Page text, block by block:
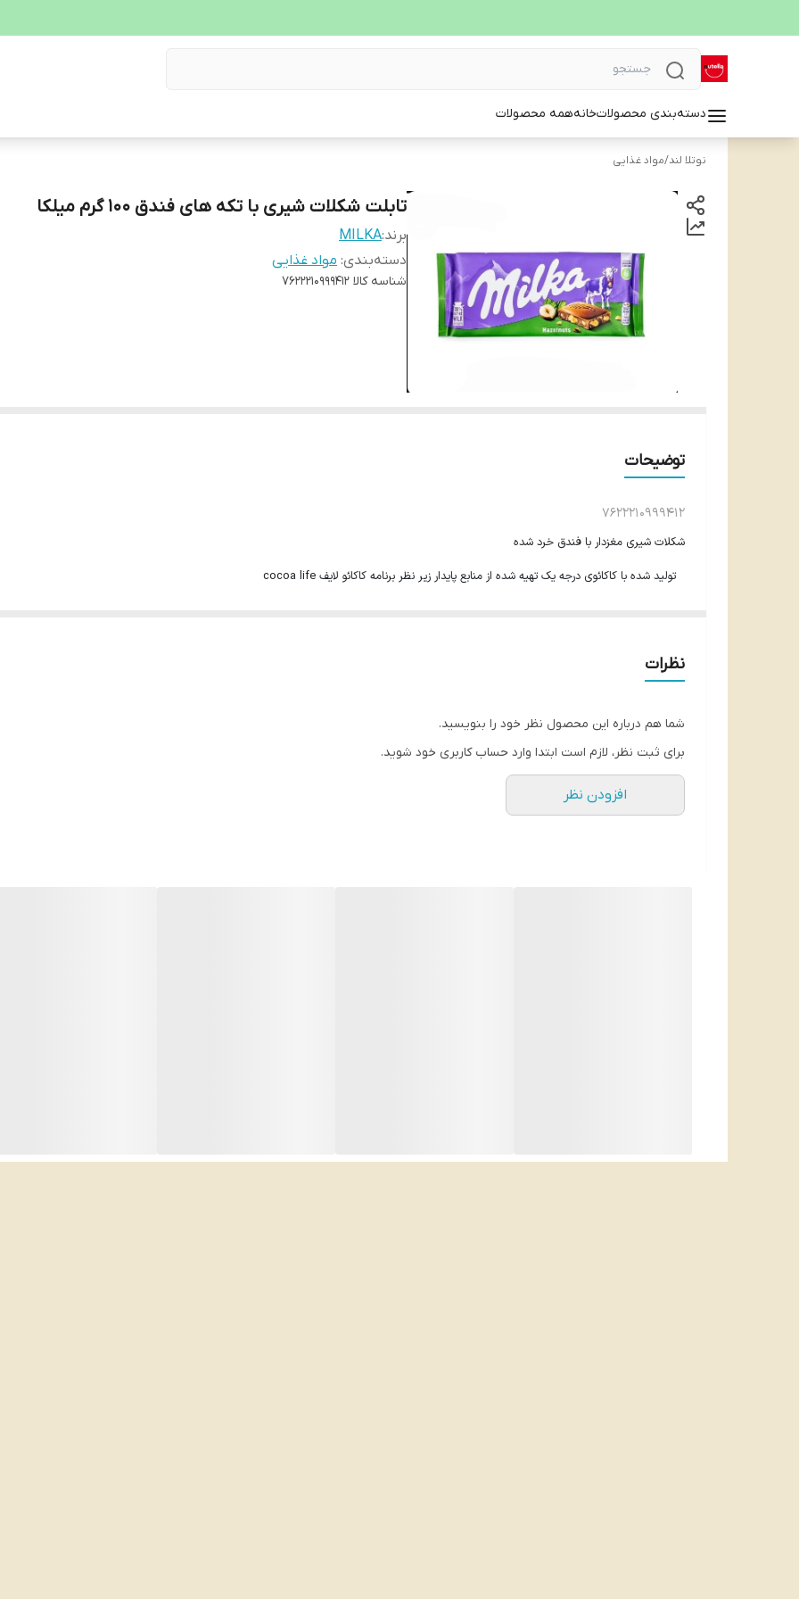
دسته‌بندی محصولاتخانههمه محصولات
نوتلا لند/مواد غذایی
تابلت شکلات شیری با تکه های فندق 100 گرم میلکا
برند:MILKA
دسته‌بندی: مواد غذایی
شناسه کالا 7622210999412
توضیحات
7622210999412
شکلات شیری مغزدار با فندق خرد شده
تولید شده با کاکائوی درجه یک تهیه شده از منابع پایدار زیر نظر برنامه کاکائو لایف cocoa life
100 گرم
نظرات
شما هم درباره این محصول نظر خود را بنویسید.
برای ثبت نظر، لازم است ابتدا وارد حساب کاربری خود شوید.
افزودن نظر